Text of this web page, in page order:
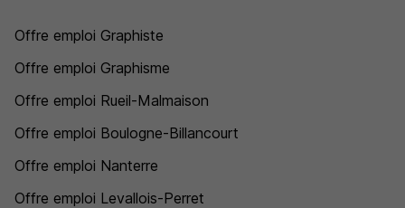
Offre emploi Graphiste
Offre emploi Graphisme
Offre emploi Rueil-Malmaison
Offre emploi Boulogne-Billancourt
Offre emploi Nanterre
Offre emploi Levallois-Perret